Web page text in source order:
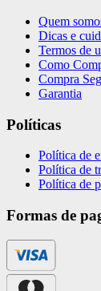
Quem
Dicas e
Termos de
Como
Compra
Garantia
Políticas
Política de
Política de
Política de
Formas de